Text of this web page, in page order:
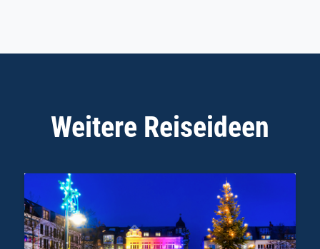
Weitere Reiseideen